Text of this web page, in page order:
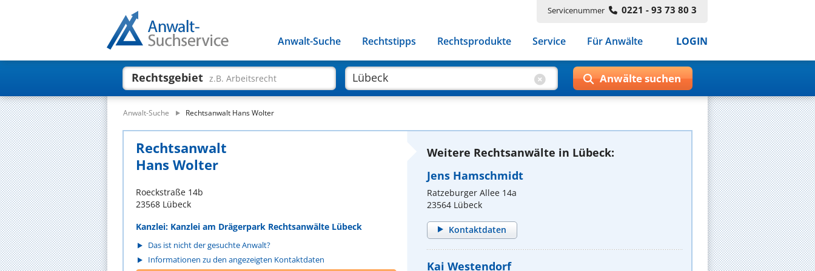
Servicenummer 0221 - 93 73 80 3
Anwalt-Suche Rechtstipps Rechtsprodukte Service Für Anwälte LOGIN
Rechtsgebiet z.B. Arbeitsrecht
Anwalt-Suche Rechtsanwalt Hans Wolter
Rechtsanwalt
Hans Wolter
Roeckstraße 14b
23568 Lübeck
Kanzlei: Kanzlei am Drägerpark Rechtsanwälte Lübeck
Das ist nicht der gesuchte Anwalt?
Informationen zu den angezeigten Kontaktdaten
Weitere Rechtsanwälte in Lübeck:
Jens Hamschmidt
Ratzeburger Allee 14a
23564 Lübeck
Kontaktdaten
Kai Westendorf